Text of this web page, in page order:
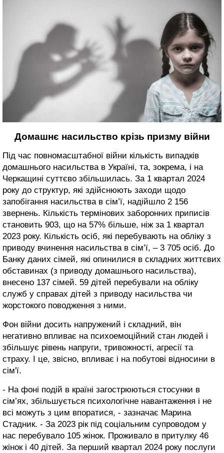
Домашнє насильство крізь призму війни
Під час повномасштабної війни кількість випадків
домашнього насильства в Україні, та, зокрема, і на
Черкащині суттєво збільшилась. За 1 квартал 2024
року до структур, які здійснюють заходи щодо
запобігання насильства в сім’ї, надійшло 2 156
звернень. Кількість термінових заборонних приписів
становить 903, що на 57% більше, ніж за 1 квартал
2023 року. Кількість осіб, які перебувають на обліку з
приводу вчинення насильства в сім’ї, – 3 705 осіб. До
Банку даних сімей, які опинилися в складних життєвих
обставинах (з приводу домашнього насильства),
внесено 137 сімей. 59 дітей перебували на обліку
служб у справах дітей з приводу насильства чи
жорстокого поводження з ними.
Фон війни досить напружений і складний, він
негативно впливає на психоемоційний стан людей і
збільшує рівень напруги, тривожності, агресії та
страху. І це, звісно, впливає і на побутові відносини в
сім'ї.
- На фоні подій в країні загострюються стосунки в
сім’ях, збільшується психологічне навантаження і не
всі можуть з цим впоратися, - зазначає Марина
Стадник. - За 2023 рік під соціальним супроводом у
нас перебувало 105 жінок. Проживало в притулку 46
жінок і 40 дітей. За перший квартал 2024 року послуги